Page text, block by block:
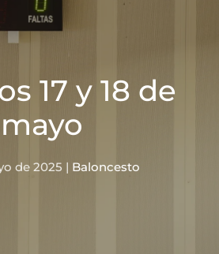
17 y 18 de
mayo
de 2025 | Baloncesto